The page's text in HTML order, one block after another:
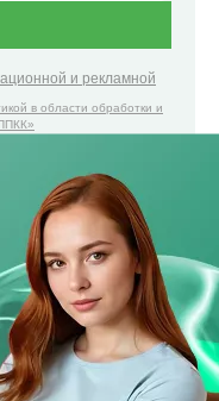
и рекламной
в области обработки и